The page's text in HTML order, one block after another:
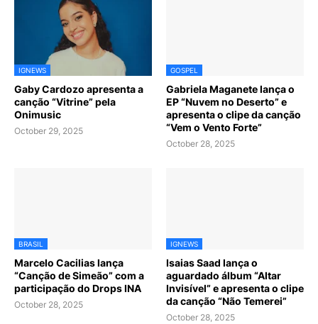
IGNEWS
Gaby Cardozo apresenta a
canção “Vitrine” pela
Onimusic
October 29, 2025
GOSPEL
Gabriela Maganete lança o
EP “Nuvem no Deserto” e
apresenta o clipe da canção
“Vem o Vento Forte”
October 28, 2025
BRASIL
Marcelo Cacilias lança
“Canção de Simeão” com a
participação do Drops INA
October 28, 2025
IGNEWS
Isaias Saad lança o
aguardado álbum “Altar
Invisível” e apresenta o clipe
da canção “Não Temerei”
October 28, 2025